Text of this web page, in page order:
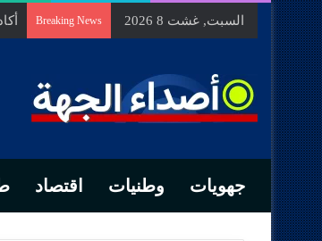
السبت, غشت 8 2026 Breaking News
جهويات وطنيات اقتصاد